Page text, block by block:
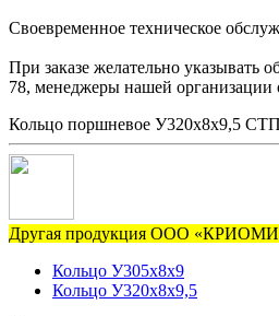
Своевременное техническое
При заказе желательно указывать
78, менеджеры нашей организации
Кольцо поршневое У320х8х9,5
Другая продукция ООО
Кольцо У305х8х9
Кольцо У320х8х9,5